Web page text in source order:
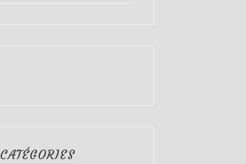
CATÉGORIES